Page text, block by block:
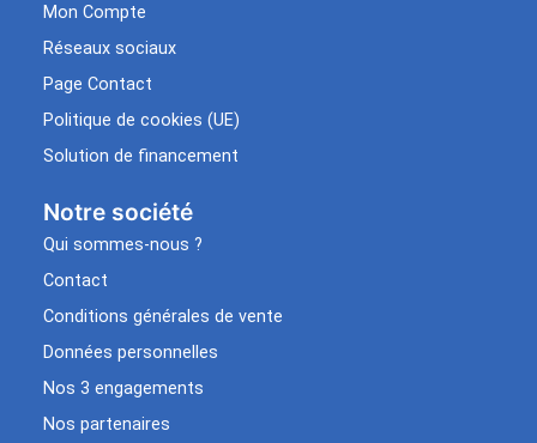
Mon Compte
Réseaux sociaux
Page Contact
Politique de cookies (UE)
Solution de financement
Notre société
Qui sommes-nous ?
Contact
Conditions générales de vente
Données personnelles
Nos 3 engagements
Nos partenaires